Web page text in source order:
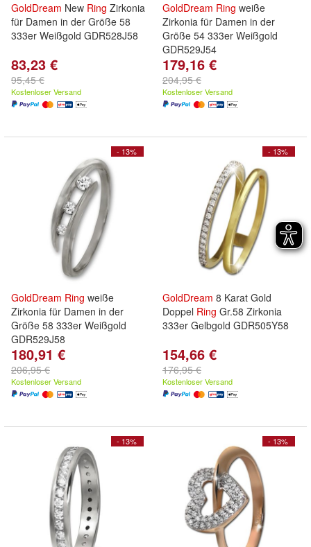
GoldDream New Ring Zirkonia
für Damen in der Größe 58
333er Weißgold GDR528J58
83,23 €
95,45 €
Kostenloser Versand
GoldDream Ring weiße
Zirkonia für Damen in der
Größe 54 333er Weißgold
GDR529J54
179,16 €
204,95 €
Kostenloser Versand
- 13%
GoldDream Ring weiße
Zirkonia für Damen in der
Größe 58 333er Weißgold
GDR529J58
180,91 €
206,95 €
Kostenloser Versand
- 13%
GoldDream 8 Karat Gold
Doppel Ring Gr.58 Zirkonia
333er Gelbgold GDR505Y58
154,66 €
176,95 €
Kostenloser Versand
- 13% - 13%